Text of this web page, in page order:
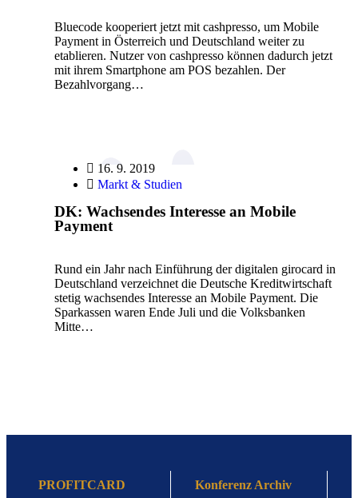
Bluecode kooperiert jetzt mit cashpresso, um Mobile
Payment in Österreich und Deutschland weiter zu
etablieren. Nutzer von cashpresso können dadurch jetzt
mit ihrem Smartphone am POS bezahlen. Der
Bezahlvorgang…
16. 9. 2019
Markt & Studien
DK: Wachsendes Interesse an Mobile
Payment
Rund ein Jahr nach Einführung der digitalen girocard in
Deutschland verzeichnet die Deutsche Kreditwirtschaft
stetig wachsendes Interesse an Mobile Payment. Die
Sparkassen waren Ende Juli und die Volksbanken
Mitte…
PROFITCARD
Konferenz Archiv